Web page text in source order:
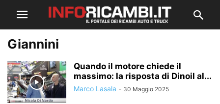
Giannini
Quando il motore chiede il
massimo: la risposta di Dinoil al...
Marco Lasala - 30 Maggio 2025